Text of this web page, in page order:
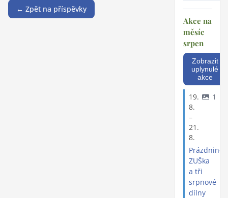
← Zpět na příspěvky
Akce na
měsíc
srpen
Zobrazit
uplynulé
akce
19.
8.
–
21.
8.
1
ZUŠka
a tři
srpnové
dílny